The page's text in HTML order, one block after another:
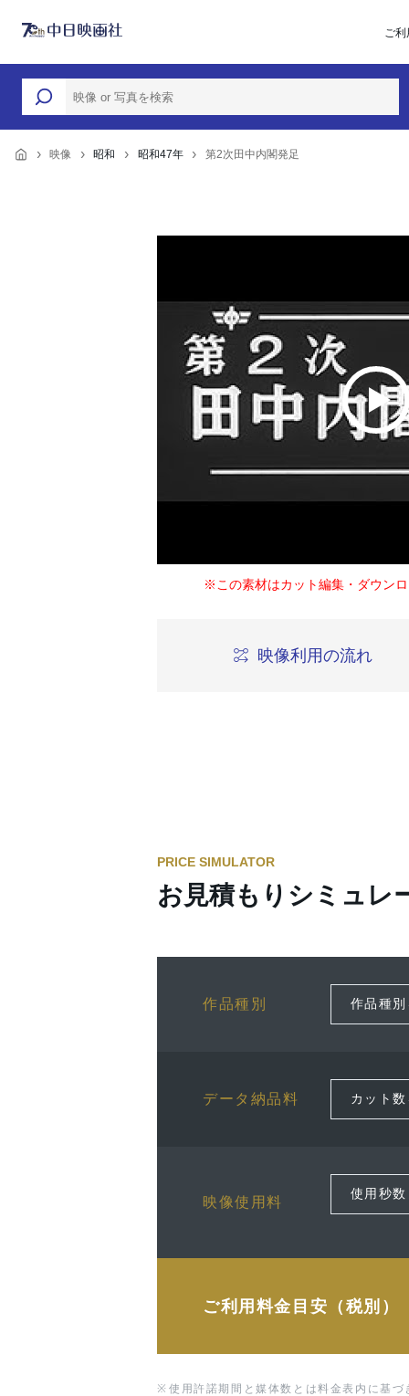
ご
映像 昭和 昭和47年 第2次田中内閣発足
※この素材はカット編集・ダウン
映像利用の流れ
PRICE SIMULATOR
お見積もりシミュレ
作品種別
データ納品料
映像使用料
ご利用料金目安（税別）
※ 使用許諾期間と媒体数とは料金表内に基づ